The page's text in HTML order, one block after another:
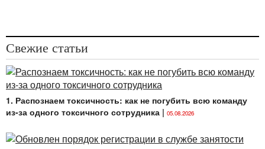
Свежие статьи
1. Распознаем токсичность: как не погубить всю команду
из-за одного токсичного сотрудника | 05.08.2026